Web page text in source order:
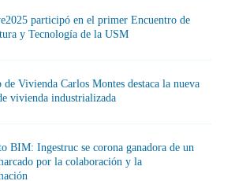
participó en el primer Encuentro de
y Tecnología de la USM
Vivienda Carlos Montes destaca la nueva
vivienda industrializada
BIM: Ingestruc se corona ganadora de un
por la colaboración y la